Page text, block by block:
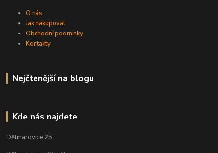
O nás
Jak nakupovat
Obchodní podmínky
Kontakty
Nejčtenější na blogu
Kde nás najdete
Dětmarovice 25